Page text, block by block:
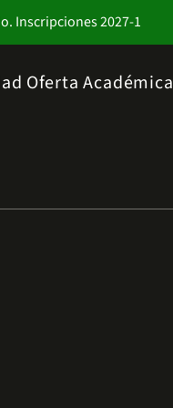
Inscripciones 2027-1
Oferta Académica